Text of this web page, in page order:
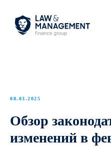
08.03.2025
Обзор
изменений в